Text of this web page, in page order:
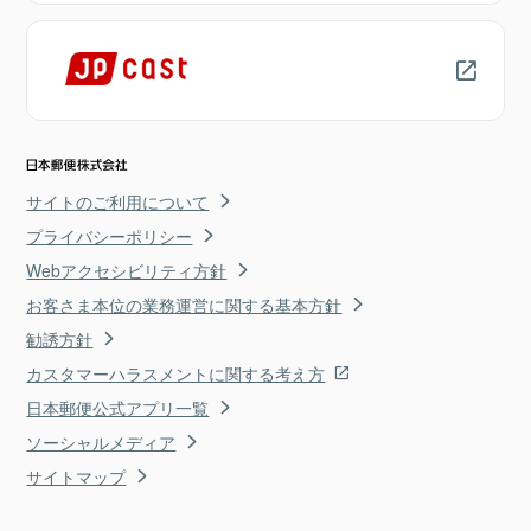
サイトのご利用について
プライバシーポリシー
Webアクセシビリティ方針
お客さま本位の業務運営に関する基本方針
勧誘方針
カスタマーハラスメントに関する考え方
日本郵便公式アプリ一覧
ソーシャルメディア
サイトマップ